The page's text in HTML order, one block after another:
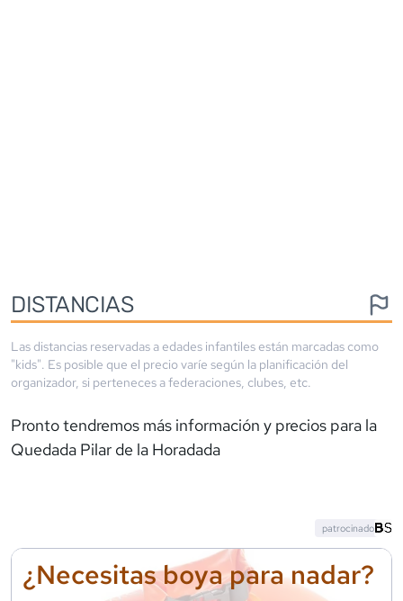
DISTANCIAS
Las distancias reservadas a edades infantiles están marcadas como
"kids". Es posible que el precio varíe según la planificación del
organizador, si perteneces a federaciones, clubes, etc.
Pronto tendremos más información y precios para la
Quedada Pilar de la Horadada
¿Necesitas boya para nadar?
patrocinado